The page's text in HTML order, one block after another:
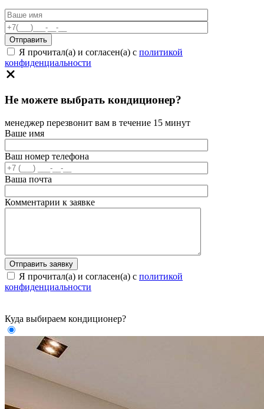
Я прочитал(а) и согласен(а) с политикой
конфиденциальности
Не можете выбрать кондиционер?
менеджер перезвонит вам в течение 15 минут
Ваше имя
Ваш номер телефона
Ваша почта
Комментарии к заявке
Я прочитал(а) и согласен(а) с политикой
конфиденциальности
Куда выбираем кондиционер?